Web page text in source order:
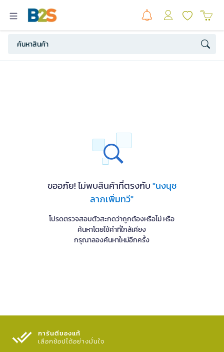
ขออภัย! ไม่พบสินค้าที่ตรงกับ"นงนุช
ลาภเพิ่มทวี"
โปรดตรวจสอบตัวสะกดว่าถูกต้องหรือไม่ หรือ
ค้นหาโดยใช้คำที่ใกล้เคียง
กรุณาลองค้นหาใหม่อีกครั้ง
การันตีของแท้
เลือกช้อปได้อย่างมั่นใจ​